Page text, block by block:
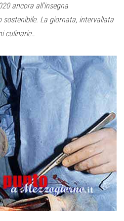
ancora all’insegna
sostenibile. La giornata, intervallata
culinarie…